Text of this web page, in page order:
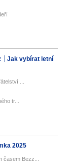
Jak vybírat letní
...
tr...
2025
časem Bezz...